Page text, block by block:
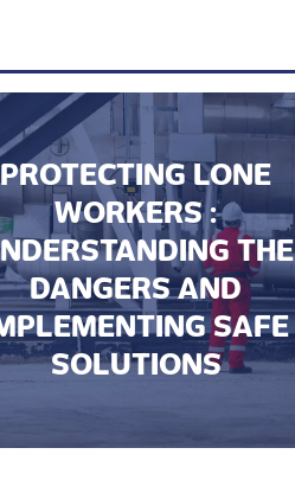
PROTECTING LONE
WORKERS :
THE
DANGERS AND
SAFE
SOLUTIONS